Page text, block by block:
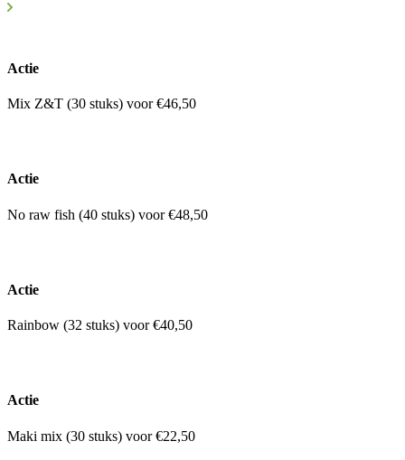
Actie
Mix Z&T (30 stuks) voor €46,50
Actie
No raw fish (40 stuks) voor €48,50
Actie
Rainbow (32 stuks) voor €40,50
Actie
Maki mix (30 stuks) voor €22,50